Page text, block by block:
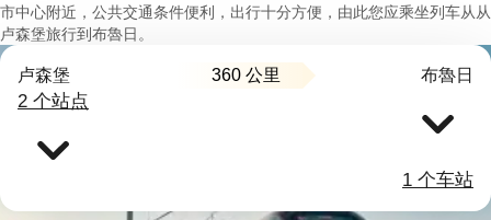
市中心附近，公共交通条件便利，出行十分方便，由此您应乘坐列车从从
卢森堡旅行到布魯日。
卢森堡 360 公里 布魯日
2 个站点
1 个车站